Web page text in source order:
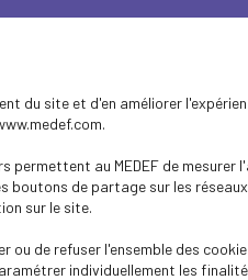
du site et d'en améliorer
permettent au MEDEF de
boutons de partage sur les
sur le site.
ou de refuser l'ensemble des
individuellement les